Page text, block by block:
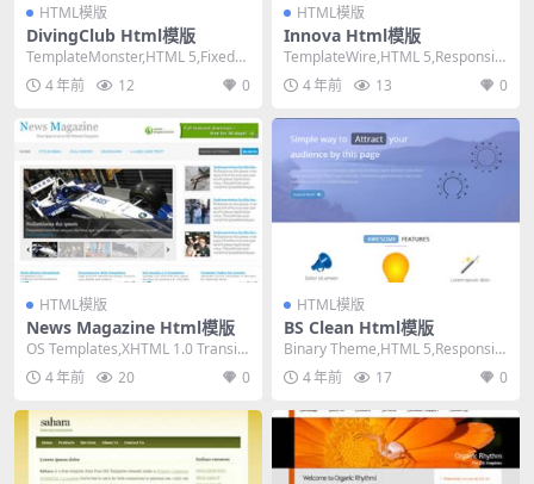
HTML模版
DivingClub Html模版
TemplateMonster,HTML 5,Fixed
Width, Mixe...
4 年前 12 0
HTML模版
Innova Html模版
TemplateWire,HTML 5,Responsiv
e, 3 Column...
4 年前 13 0
HTML模版
News Magazine Html模版
OS Templates,XHTML 1.0 Transiti
onal,Fixe...
4 年前 20 0
HTML模版
BS Clean Html模版
Binary Theme,HTML 5,Responsiv
e, 4 Column...
4 年前 17 0